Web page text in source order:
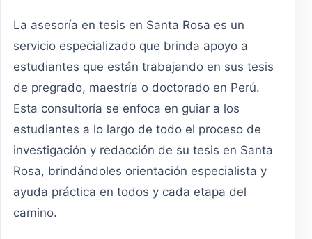
La asesoría en tesis en Santa Rosa es un
servicio especializado que brinda apoyo a
estudiantes que están trabajando en sus tesis
de pregrado, maestría o doctorado en Perú.
Esta consultoría se enfoca en guiar a los
estudiantes a lo largo de todo el proceso de
investigación y redacción de su tesis en Santa
Rosa, brindándoles orientación especialista y
ayuda práctica en todos y cada etapa del
camino.